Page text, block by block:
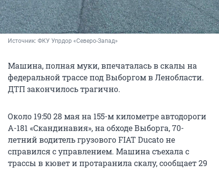
Источник: ФКУ Упрдор «Северо-Запад»
Машина, полная муки, впечаталась в скалы на
федеральной трассе под Выборгом в Ленобласти.
ДТП закончилось трагично.
Около 19:50 28 мая на 155-м километре автодороги
А-181 «Скандинавия», на обходе Выборга, 70-
летний водитель грузового FIAT Ducato не
справился с управлением. Машина съехала с
трассы в кювет и протаранила скалу, сообщает 29